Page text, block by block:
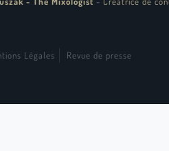
Légales Revue de presse